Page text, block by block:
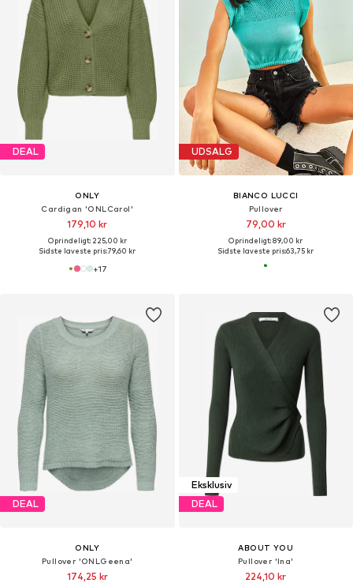
DEAL
ONLY
Cardigan 'ONLCarol'
179,10 kr
Oprindeligt: 225,00 kr
Sidste laveste pris:79,60 kr
+17
UDSALG
BIANCO LUCCI
Pullover
79,00 kr
Oprindeligt: 89,00 kr
Sidste laveste pris:63,75 kr
DEAL
ONLY
Pullover 'ONLGeena'
174,25 kr
Eksklusiv
DEAL
ABOUT YOU
Pullover 'Ina'
224,10 kr